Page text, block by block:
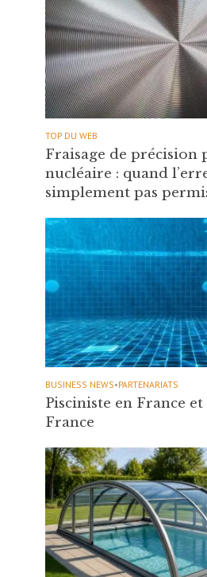
TOP DU WEB
Fraisage de précision
nucléaire : quand
simplement pas
BUSINESS NEWS•PARTENARIATS
Pisciniste en France
France